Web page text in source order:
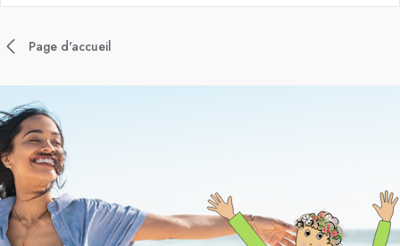
Page d'accueil